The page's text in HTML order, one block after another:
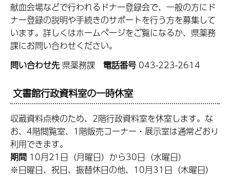
献血会場などで行われるドナー登録会で、一般の方にド
ナー登録の説明や手続きのサポートを行う方を募集して
います。詳しくはホームページをご覧になるか、県薬務
課にお問い合わせください。
問い合わせ先 県薬務課 電話番号 043-223-2614
文書館行政資料室の一時休室
収蔵資料点検のため、2階行政資料室を休室します。な
お、4階閲覧室、1階販売コーナー・展示室は通常どおり
利用できます。
期間 10月21日（月曜日）から30日（水曜日）
※日曜日、祝日、振替休日の他、10月31日（木曜日）